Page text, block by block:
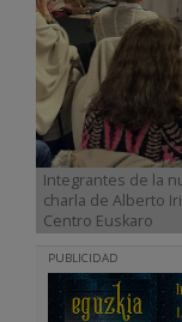
Integrantes de la
charla de Alberto
Centro Euskaro
PUBLICIDAD